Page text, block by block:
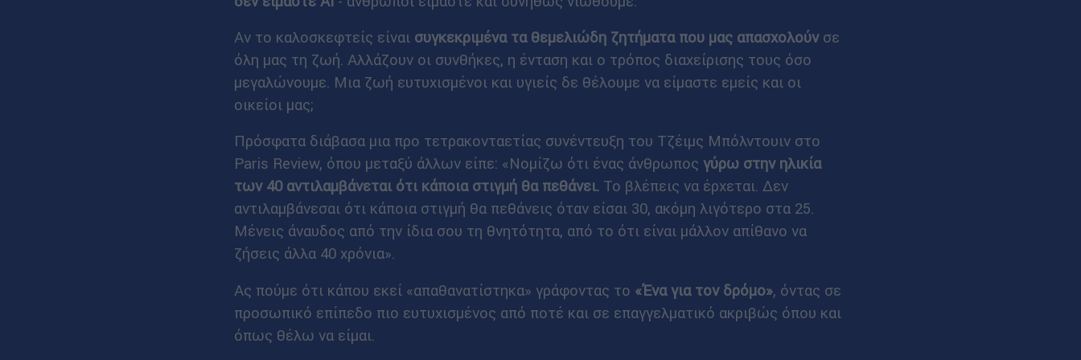
Αν το καλοσκεφτείς είναισυγκεκριμένα τα θεμελιώδη ζητήματα που μας απασχολούνσε
όλη μας τη ζωή. Αλλάζουν οι συνθήκες, η ένταση και ο τρόπος διαχείρισης τους όσο
μεγαλώνουμε. Μια ζωή ευτυχισμένοι και υγιείς δε θέλουμε να είμαστε εμείς και οι
οικείοι μας;
Πρόσφατα διάβασα μια προ τετρακονταετίας συνέντευξη του Τζέιμς Μπόλντουιν στο
Paris Review, όπου μεταξύ άλλων είπε: «Νομίζω ότι ένας άνθρωπος γύρω στην ηλικία
των 40 αντιλαμβάνεται ότι κάποια στιγμή θα πεθάνει.Το βλέπεις να έρχεται. Δεν
αντιλαμβάνεσαι ότι κάποια στιγμή θα πεθάνεις όταν είσαι 30, ακόμη λιγότερο στα 25.
Μένεις άναυδος από την ίδια σου τη θνητότητα, από το ότι είναι μάλλον απίθανο να
ζήσεις άλλα 40 χρόνια».
Ας πούμε ότι κάπου εκεί «απαθανατίστηκα» γράφοντας το «Ένα για τον δρόμο», όντας σε
προσωπικό επίπεδο πιο ευτυχισμένος από ποτέ και σε επαγγελματικό ακριβώς όπου και
όπως θέλω να είμαι.